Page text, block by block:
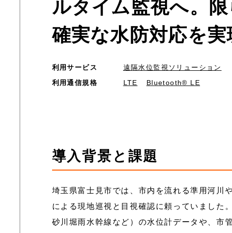
ルタイム監視へ。
確実な水防対応を実
利用サービス
遠隔水位監視ソリューション
利用通信規格
LTE Bluetooth® LE
導入背景と課題
埼玉県富士見市では、市内を流れる準用河川
による現地巡視と目視確認に頼っていました
砂川堀雨水幹線など）の水位計データや、市